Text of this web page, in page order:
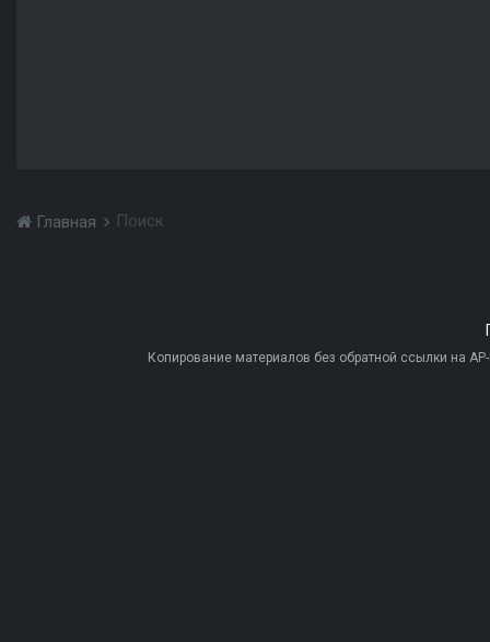
Главная Поиск
Копирование материалов без обратной ссылки на